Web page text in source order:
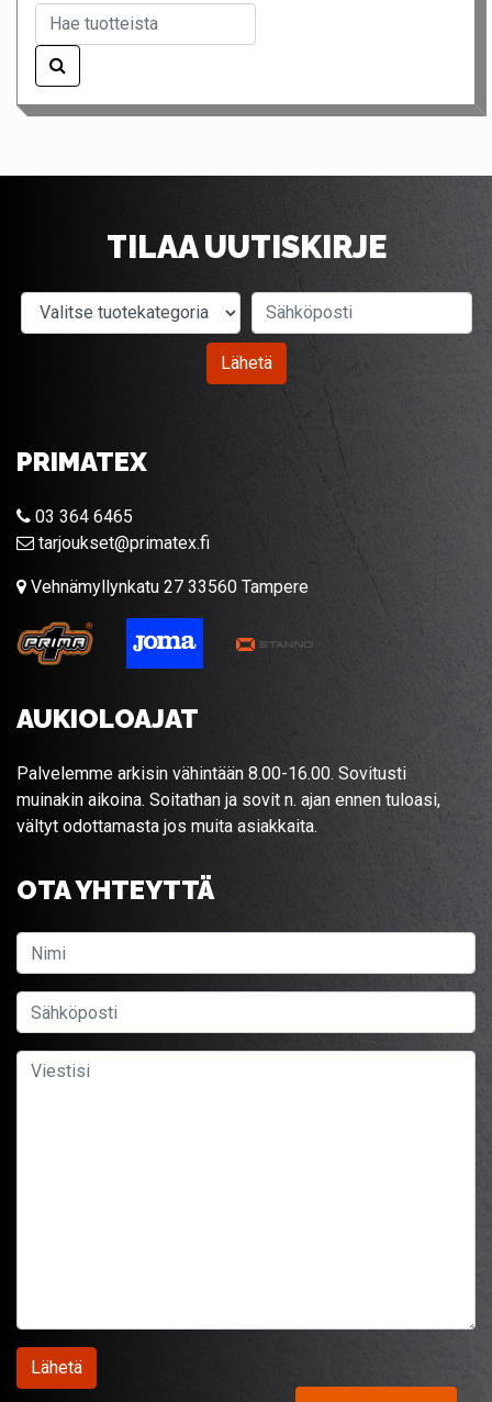
TILAA UUTISKIRJE
Valitse tuotekategoria
Lähetä
PRIMATEX
03 364 6465
tarjoukset@primatex.fi
Vehnämyllynkatu 27 33560 Tampere
AUKIOLOAJAT
Palvelemme arkisin vähintään 8.00-16.00. Sovitusti
muinakin aikoina. Soitathan ja sovit n. ajan ennen tuloasi,
vältyt odottamasta jos muita asiakkaita.
OTA YHTEYTTÄ